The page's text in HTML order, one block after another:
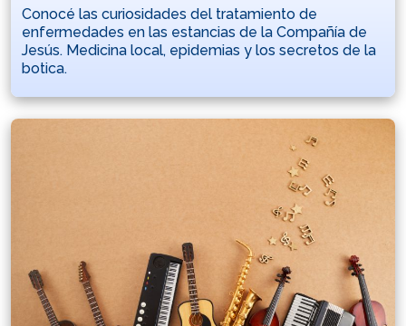
Conocé las curiosidades del tratamiento de
enfermedades en las estancias de la Compañía de
Jesús. Medicina local, epidemias y los secretos de la
botica.